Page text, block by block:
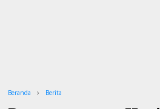
Beranda Berita